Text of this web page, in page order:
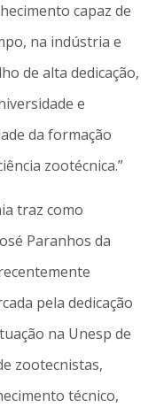
capaz de
na indústria e
de alta dedicação,
e
da formação
zootécnica.”
traz como
Paranhos da
pela dedicação
na Unesp de
zootecnistas,
técnico,